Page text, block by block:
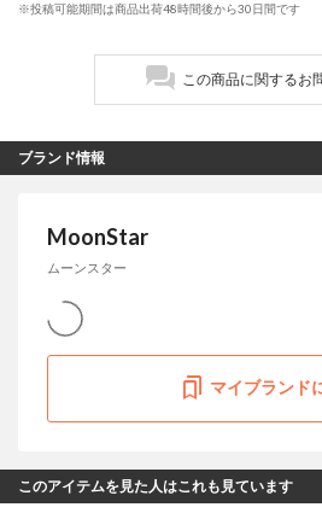
※投稿可能期間は商品出荷48時間後から30日間です
この商品に関するお
ブランド情報
MoonStar
ムーンスター
マイブランド
このアイテムを見た人はこれも見ています